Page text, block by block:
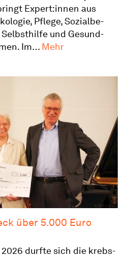
Expert:innen aus
Pflege, Sozial­be­
Selbst­hilfe und Gesund­
Im… Mehrkrebs­
Deutschen
Krebs­
kon­
gress
(18.–
21.02.2026)
über 5.000 Euro
2026 durfte sich die krebs­